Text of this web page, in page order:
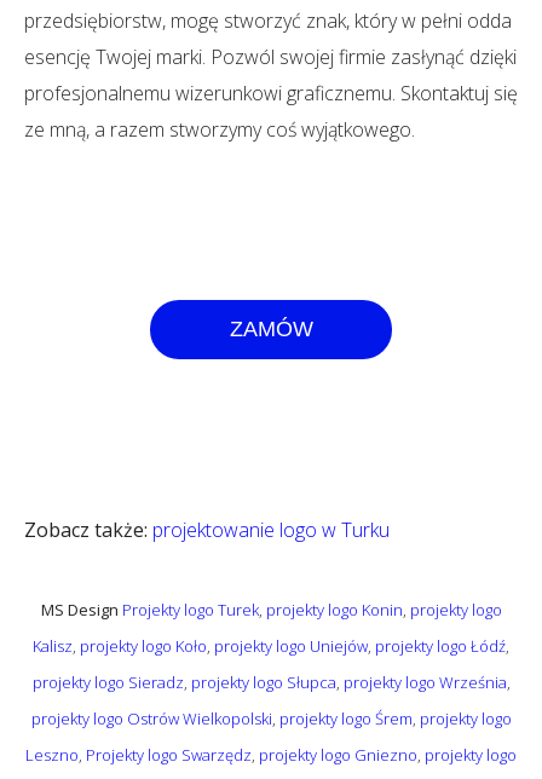
przedsiębiorstw, mogę stworzyć znak, który w pełni odda
esencję Twojej marki. Pozwól swojej firmie zasłynąć dzięki
profesjonalnemu wizerunkowi graficznemu. Skontaktuj się
ze mną, a razem stworzymy coś wyjątkowego.
ZAMÓW
Zobacz także: projektowanie logo w Turku
MS Design Projekty logo Turek, projekty logo Konin, projekty logo
Kalisz, projekty logo Koło, projekty logo Uniejów, projekty logo Łódź,
projekty logo Sieradz, projekty logo Słupca, projekty logo Września,
projekty logo Ostrów Wielkopolski, projekty logo Śrem, projekty logo
Leszno, Projekty logo Swarzędz, projekty logo Gniezno, projekty logo